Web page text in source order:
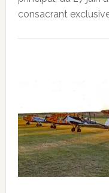
consacrant